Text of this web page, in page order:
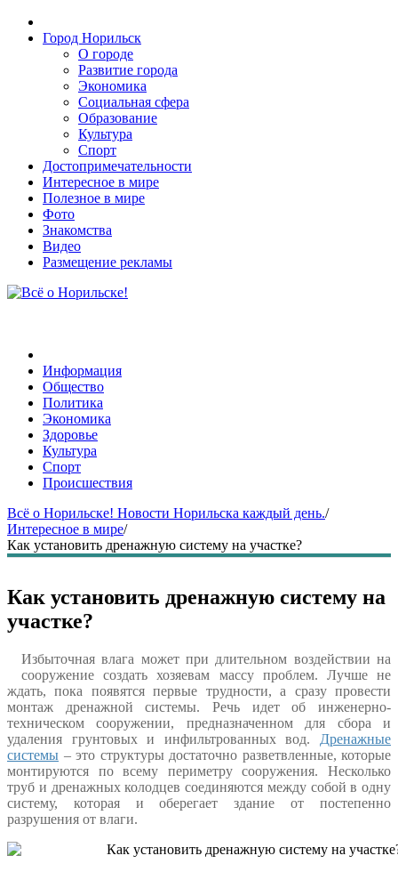
Город Норильск
О городе
Развитие города
Экономика
Социальная сфера
Образование
Культура
Спорт
Достопримечательности
Интересное в мире
Полезное в мире
Фото
Знакомства
Видео
Размещение рекламы
Информация
Общество
Политика
Экономика
Здоровье
Культура
Спорт
Происшествия
Всё о Норильске! Новости Норильска каждый день./
Интересное в мире/
Как установить дренажную систему на участке?
Как установить дренажную систему на
участке?
Избыточная влага может при длительном воздействии на
сооружение создать хозяевам массу проблем. Лучше не
ждать, пока появятся первые трудности, а сразу провести
монтаж дренажной системы. Речь идет об инженерно-
техническом сооружении, предназначенном для сбора и
удаления грунтовых и инфильтрованных вод. Дренажные
системы – это структуры достаточно разветвленные, которые
монтируются по всему периметру сооружения. Несколько
труб и дренажных колодцев соединяются между собой в одну
систему, которая и оберегает здание от постепенно
разрушения от влаги.